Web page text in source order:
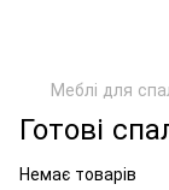
Меблі для
Готові
Немає товарів